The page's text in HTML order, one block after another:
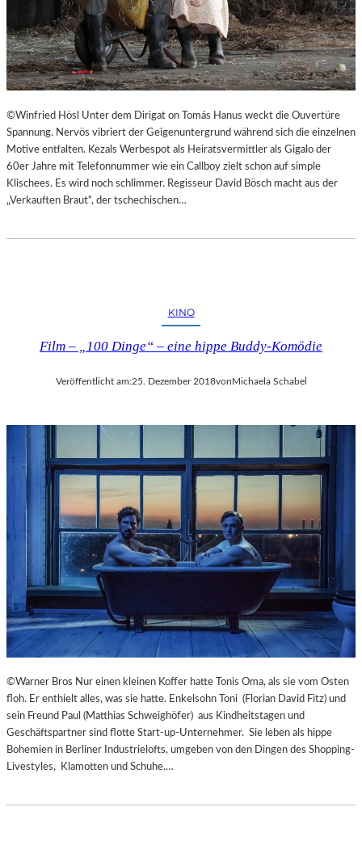
©Winfried Hösl Unter dem Dirigat on Tomás Hanus weckt die Ouvertüre
Spannung. Nervös vibriert der Geigenuntergrund während sich die einzelnen
Motive entfalten. Kezals Werbespot als Heiratsvermittler als Gigalo der
60er Jahre mit Telefonnummer wie ein Callboy zielt schon auf simple
Klischees. Es wird noch schlimmer. Regisseur David Bösch macht aus der
„Verkauften Braut“, der tschechischen…
KINO
Film – „100 Dinge“ – eine hippe Buddy-Komödie
Veröffentlicht am:25. Dezember 2018vonMichaela Schabel
©Warner Bros Nur einen kleinen Koffer hatte Tonis Oma, als sie vom Osten
floh. Er enthielt alles, was sie hatte. Enkelsohn Toni (Florian David Fitz) und
sein Freund Paul (Matthias Schweighöfer) aus Kindheitstagen und
Geschäftspartner sind flotte Start-up-Unternehmer. Sie leben als hippe
Bohemien in Berliner Industrielofts, umgeben von den Dingen des Shopping-
Livestyles, Klamotten und Schuhe.…